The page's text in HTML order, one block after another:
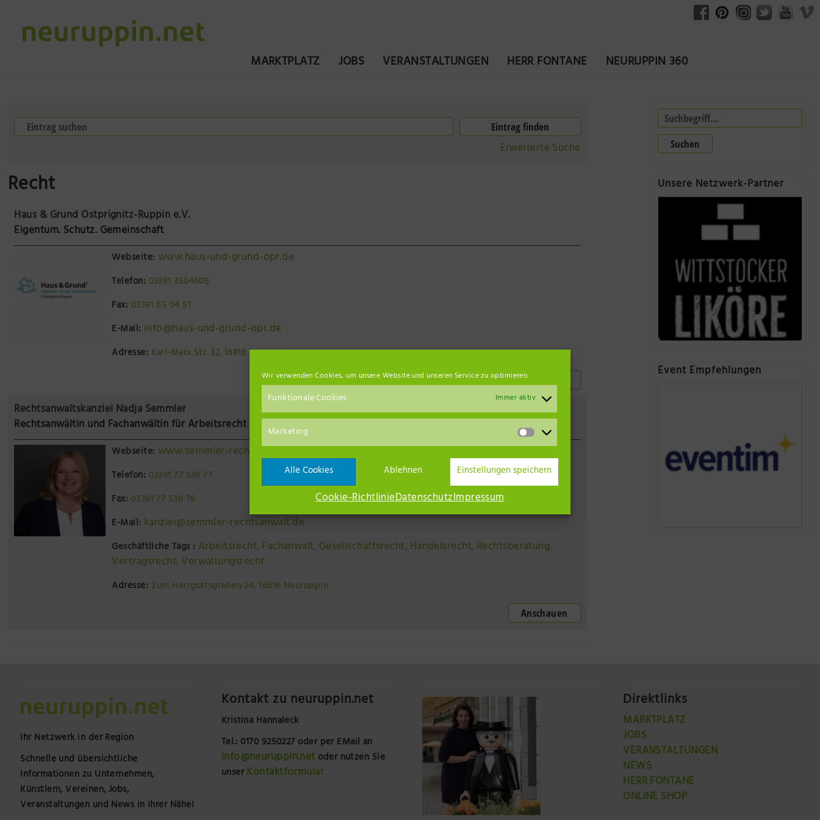
Wir verwenden Cookies, um unsere Website und unseren Service zu optimieren.
Funktionale Cookies Immer aktiv
Marketing
Alle Cookies Ablehnen Einstellungen speichern
Cookie-RichtlinieDatenschutzImpressum
MARKTPLATZ JOBS VERANSTALTUNGEN HERR FONTANE NEURUPPIN 360
Erweiterte Suche
Recht
Haus & Grund Ostprignitz-Ruppin e.V.
Eigentum. Schutz. Gemeinschaft
Webseite: www.haus-und-grund-opr.de
Telefon: 03391 3504605
Fax: 03391 65 04 51
E-Mail: info@haus-und-grund-opr.de
Adresse: Karl-Marx Str. 32, 16816 Neuruppin
Anschauen
Rechtsanwaltskanzlei Nadja Semmler
Rechtsanwältin und Fachanwältin für Arbeitsrecht
Webseite: www.semmler-rechtsanwalt.de
Telefon: 03391 77 536 77
Fax: 03391 77 536 76
E-Mail: kanzlei@semmler-rechtsanwalt.de
Geschäftliche Tags : Arbeitsrecht, Fachanwalt, Gesellschaftsrecht, Handelsrecht, Rechtsberatung,
Vertragsrecht, Verwaltungsrecht
Adresse: Zum Herrgottsgraben 24, 16816 Neuruppin
Anschauen
Suchen
Unsere Netzwerk-Partner
Event Empfehlungen
Ihr Netzwerk in der Region
Schnelle und übersichtliche
Informationen zu Unternehmen,
Künstlern, Vereinen, Jobs,
Veranstaltungen und News in Ihrer Nähe!
Kontakt zu neuruppin.net
Kristina Hannaleck
Tel.: 0170 9250227 oder per EMail an
info@neuruppin.net oder nutzen Sie
unserKontaktformular
Direktlinks
MARKTPLATZ
JOBS
VERANSTALTUNGEN
NEWS
HERR FONTANE
ONLINE SHOP